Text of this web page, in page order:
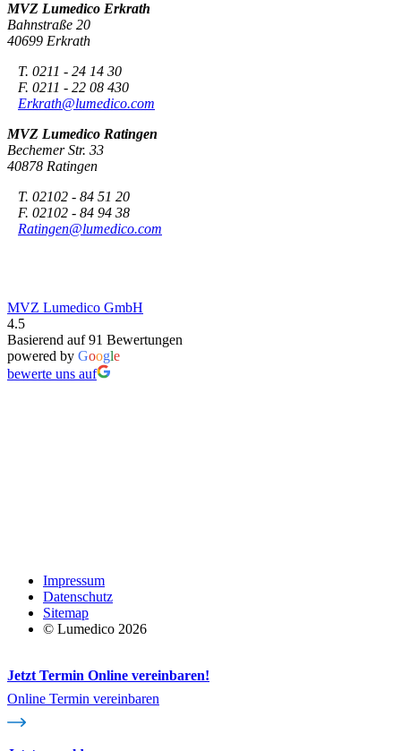
MVZ Lumedico Erkrath
Bahnstraße 20
40699 Erkrath
T. 0211 - 24 14 30
F. 0211 - 22 08 430
Erkrath@lumedico.com
MVZ Lumedico Ratingen
Bechemer Str. 33
40878 Ratingen
T. 02102 - 84 51 20
F. 02102 - 84 94 38
Ratingen@lumedico.com
MVZ Lumedico GmbH
4.5
Basierend auf 91 Bewertungen
powered by Google
bewerte uns auf
Impressum
Datenschutz
Sitemap
© Lumedico 2026
Jetzt Termin Online vereinbaren!
Online Termin vereinbaren